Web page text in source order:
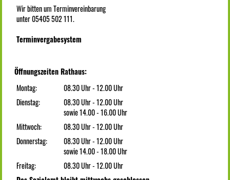
Wir bitten um Terminvereinbarung
unter 05405 502 111.
Terminvergabesystem
Öffnungszeiten Rathaus:
Montag:
08.30 Uhr - 12.00 Uhr
Dienstag:
08.30 Uhr - 12.00 Uhr
sowie 14.00 - 16.00 Uhr
Mittwoch:
08.30 Uhr - 12.00 Uhr
Donnerstag:
08.30 Uhr - 12.00 Uhr
sowie 14.00 - 18.00 Uhr
Freitag:
08.30 Uhr - 12.00 Uhr